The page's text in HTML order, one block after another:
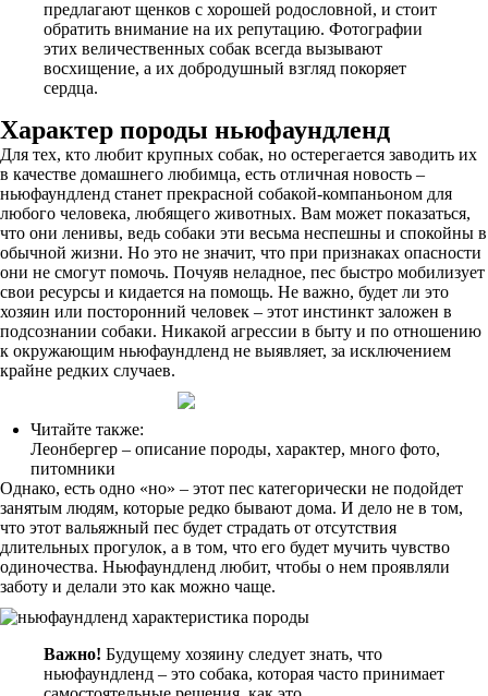
предлагают щенков с хорошей родословной, и стоит
обратить внимание на их репутацию. Фотографии
этих величественных собак всегда вызывают
восхищение, а их добродушный взгляд покоряет
сердца.
Характер породы ньюфаундленд
Для тех, кто любит крупных собак, но остерегается заводить их
в качестве домашнего любимца, есть отличная новость –
ньюфаундленд станет прекрасной собакой-компаньоном для
любого человека, любящего животных. Вам может показаться,
что они ленивы, ведь собаки эти весьма неспешны и спокойны в
обычной жизни. Но это не значит, что при признаках опасности
они не смогут помочь. Почуяв неладное, пес быстро мобилизует
свои ресурсы и кидается на помощь. Не важно, будет ли это
хозяин или посторонний человек – этот инстинкт заложен в
подсознании собаки. Никакой агрессии в быту и по отношению
к окружающим ньюфаундленд не выявляет, за исключением
крайне редких случаев.
Читайте также:
Леонбергер – описание породы, характер, много фото,
питомники
Однако, есть одно «но» – этот пес категорически не подойдет
занятым людям, которые редко бывают дома. И дело не в том,
что этот вальяжный пес будет страдать от отсутствия
длительных прогулок, а в том, что его будет мучить чувство
одиночества. Ньюфаундленд любит, чтобы о нем проявляли
заботу и делали это как можно чаще.
Важно! Будущему хозяину следует знать, что
ньюфаундленд – это собака, которая часто принимает